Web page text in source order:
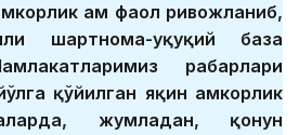
ҳам фаол ривожланиб,
шартнома-ҳуқуқий база
раҳбарлари
қўйилган яқин ҳамкорлик
жумладан, қонун